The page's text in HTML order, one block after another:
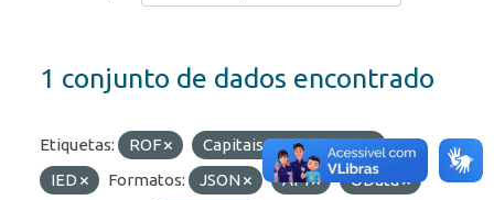
1 conjunto de dados encontrado
Etiquetas: ROF
Capitais Estrangeiros
IED
Formatos: JSON API
OData